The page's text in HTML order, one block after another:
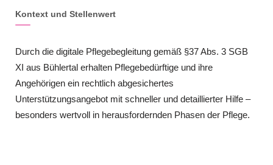
Kontext und Stellenwert
Durch die digitale Pflegebegleitung gemäß §37 Abs. 3 SGB
XI aus Bühlertal erhalten Pflegebedürftige und ihre
Angehörigen ein rechtlich abgesichertes
Unterstützungsangebot mit schneller und detaillierter Hilfe –
besonders wertvoll in herausfordernden Phasen der Pflege.